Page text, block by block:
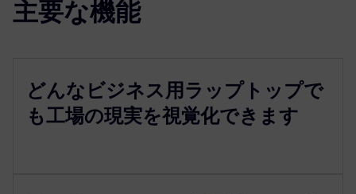
主要な機能
どんなビジネス用ラップトップで
も工場の現実を視覚化できます